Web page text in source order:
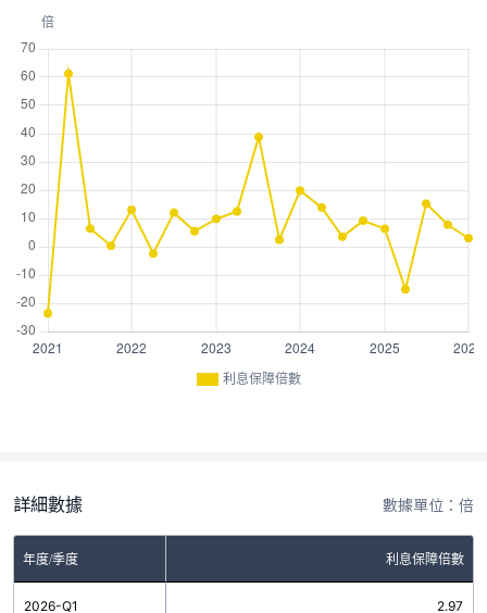
利息保障倍數
詳細數據 數據單位：倍
年度/季度 利息保障倍數
2026-Q1 2.97